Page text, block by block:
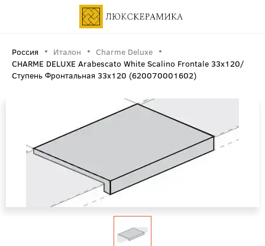
Россия Италон
Charme Deluxe
CHARME DELUXE Arabescato White Scalino Frontale 33x120/
Ступень Фронтальная 33х120 (620070001602)